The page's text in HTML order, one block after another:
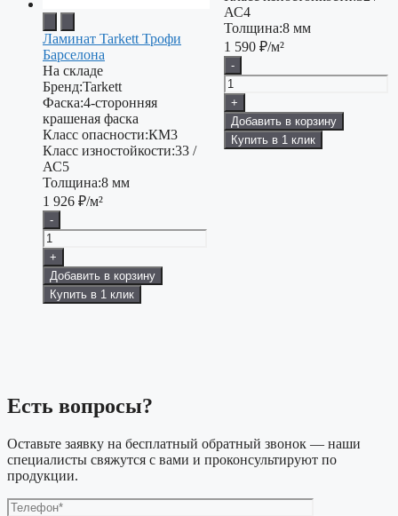
Ламинат Tarkett Трофи
Барселона
На складе
Бренд:Tarkett
Фаска:4-сторонняя
крашеная фаска
Класс опасности:КМ3
Класс изностойкости:33 /
АС5
Толщина:8 мм
1 926 ₽/м²
-
+
Добавить в корзину
Купить в 1 клик
АС4
Толщина:8 мм
1 590 ₽/м²
-
+
Добавить в корзину
Купить в 1 клик
Есть вопросы?
Оставьте заявку на бесплатный обратный звонок — наши
специалисты свяжутся с вами и проконсультируют по
продукции.